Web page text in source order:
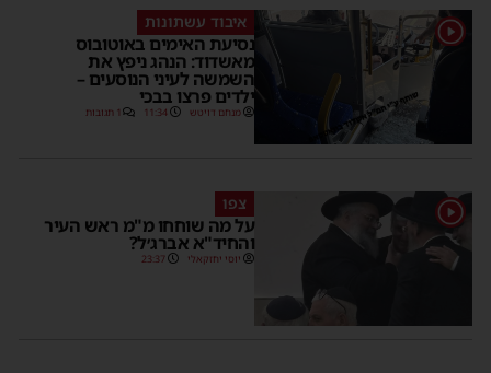
1 איבוד עשתונות
נסיעת האימים באוטובוס
מאשדוד: הנהג ניפץ את
השמשה לעיני הנוסעים –
ילדים פרצו בבכי
מנחם דויטש 11:34 1 תגובות
1 צפו
על מה שוחחו מ"מ ראש העיר
והחיד"א אברג׳ל?
יוסי יחזקאלי 23:37